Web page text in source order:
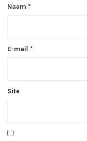
Naam *
E-mail *
Site